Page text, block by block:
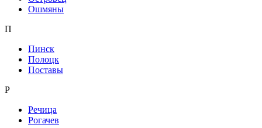
Ошмяны
П
Пинск
Полоцк
Поставы
Р
Речица
Рогачев